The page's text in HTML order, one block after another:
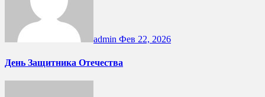
admin Фев 22, 2026
День Защитника Отечества